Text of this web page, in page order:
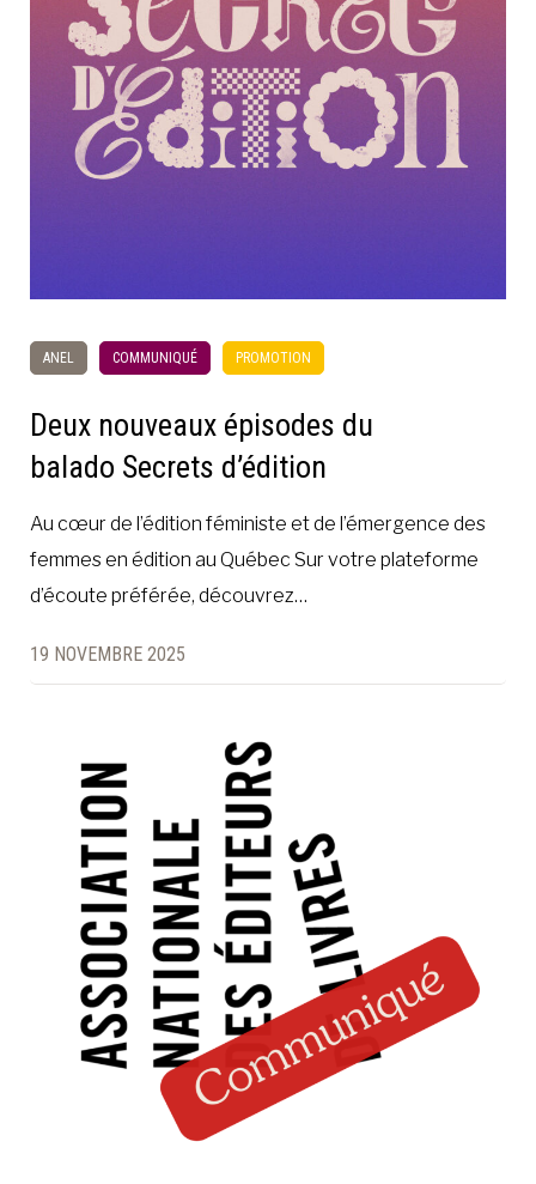
ANEL COMMUNIQUÉ PROMOTION
Deux nouveaux épisodes du
balado Secrets d’édition
Au cœur de l’édition féministe et de l’émergence des
femmes en édition au Québec Sur votre plateforme
d’écoute préférée, découvrez…
19 NOVEMBRE 2025